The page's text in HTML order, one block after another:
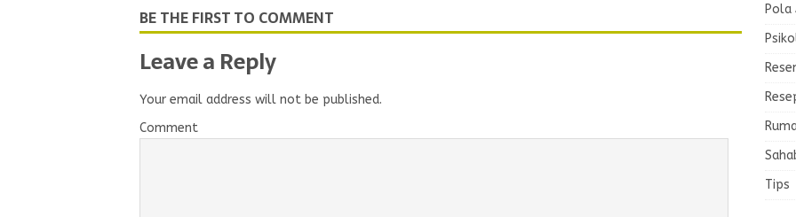
BE THE FIRST TO COMMENT
Leave a Reply
Your email address will not be published.
Comment
Pola
Tips